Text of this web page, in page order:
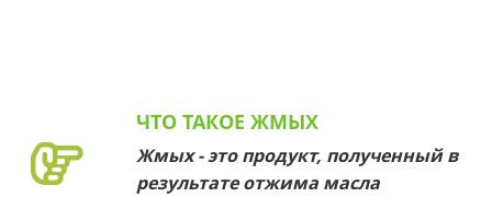
ЧТО ТАКОЕ ЖМЫХ
Жмых - это продукт, полученный в
результате отжима масла